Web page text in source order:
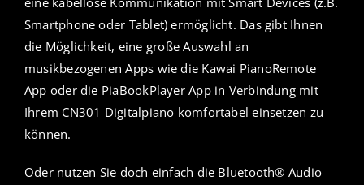
Smartphone oder Tablet) ermöglicht. Das gibt Ihnen
die Möglichkeit, eine große Auswahl an
musikbezogenen Apps wie die Kawai PianoRemote
App oder die PiaBookPlayer App in Verbindung mit
Ihrem CN301 Digitalpiano komfortabel einsetzen zu
können.
Oder nutzen Sie doch einfach die Bluetooth® Audio